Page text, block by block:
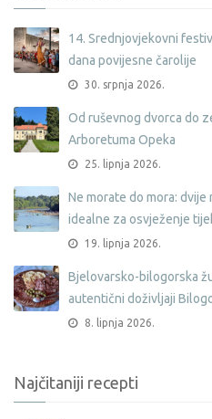
14. Srednjovjekovni
dana povijesne čarolije
30. srpnja 2026.
Od ruševnog dvorca do
Arboretuma Opeka
25. lipnja 2026.
Ne morate do mora:
idealne za osvježenje
19. lipnja 2026.
Bjelovarsko-bilogorska
autentični doživljaji
8. lipnja 2026.
Najčitaniji recepti